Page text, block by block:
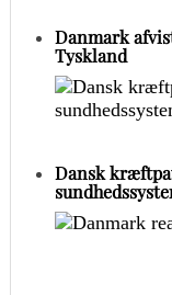
Danmark
Tyskland
Dansk